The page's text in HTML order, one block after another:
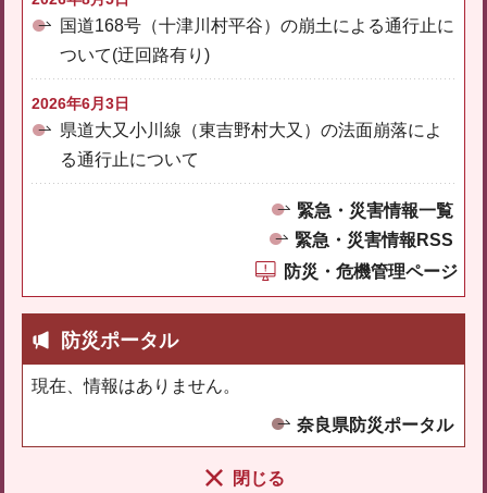
国道168号（十津川村平谷）の崩土による通行止に
ついて(迂回路有り)
2026年6月3日
県道大又小川線（東吉野村大又）の法面崩落によ
る通行止について
緊急・災害情報一覧
緊急・災害情報RSS
防災・危機管理ページ
防災ポータル
現在、情報はありません。
奈良県防災ポータル
閉じる